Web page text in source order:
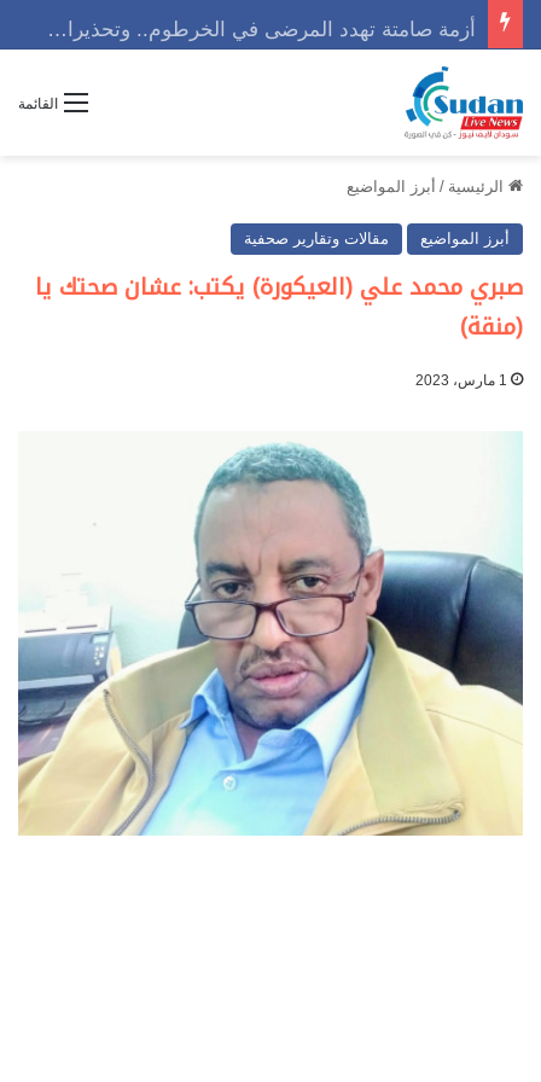
القائمة
الرئيسية / أبرز المواضيع
أبرز المواضيع مقالات وتقارير صحفية
صبري محمد علي (العيكورة) يكتب: عشان صحتك يا
(منقة)
1 مارس، 2023